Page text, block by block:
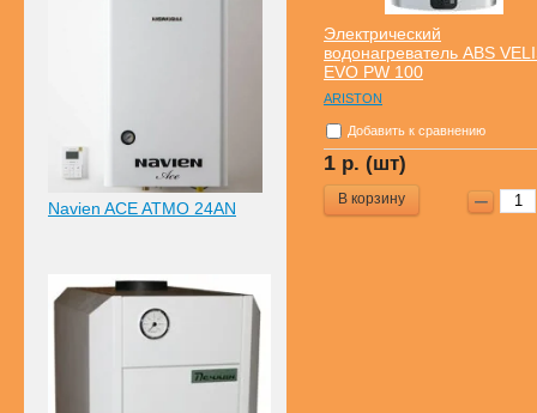
Navien ACE ATMO 24AN
Электрический
водонагреватель ABS
EVO PW 100
ARISTON
Добавить к сравнению
1 р. (шт)
В корзину